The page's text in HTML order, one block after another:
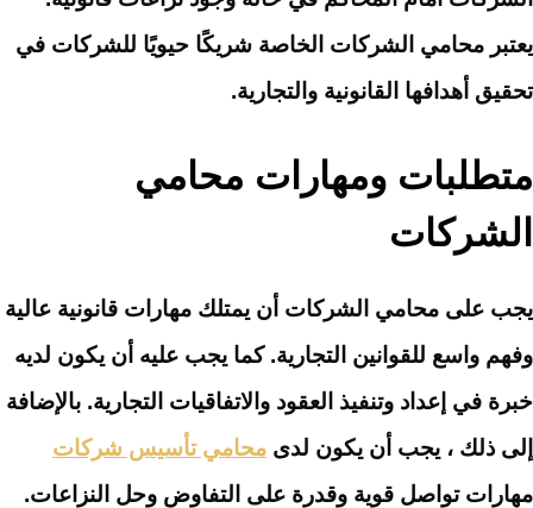
يعتبر محامي الشركات الخاصة شريكًا حيويًا للشركات في
تحقيق أهدافها القانونية والتجارية.
متطلبات ومهارات محامي
الشركات
يجب على محامي الشركات أن يمتلك مهارات قانونية عالية
وفهم واسع للقوانين التجارية. كما يجب عليه أن يكون لديه
خبرة في إعداد وتنفيذ العقود والاتفاقيات التجارية. بالإضافة
إلى ذلك ، يجب أن يكون لدى محامي تأسيس شركات
مهارات تواصل قوية وقدرة على التفاوض وحل النزاعات.